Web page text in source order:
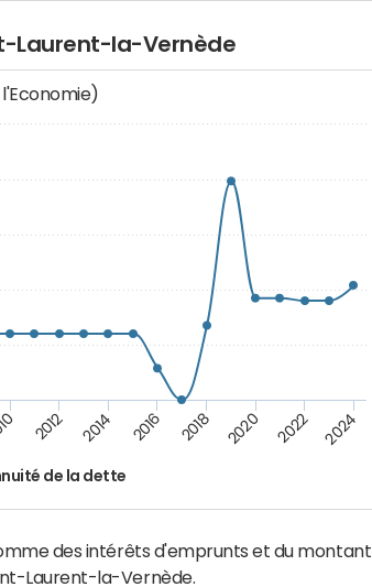
Laurent-la-Vernède
de la dette
2012 2014 2016 2018 2020 2022 2024
des intérêts d'emprunts et du montant
Laurent-la-Vernède.